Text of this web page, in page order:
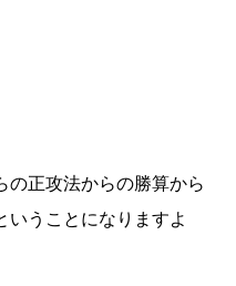
の正攻法からの勝算から
いうことになりますよ